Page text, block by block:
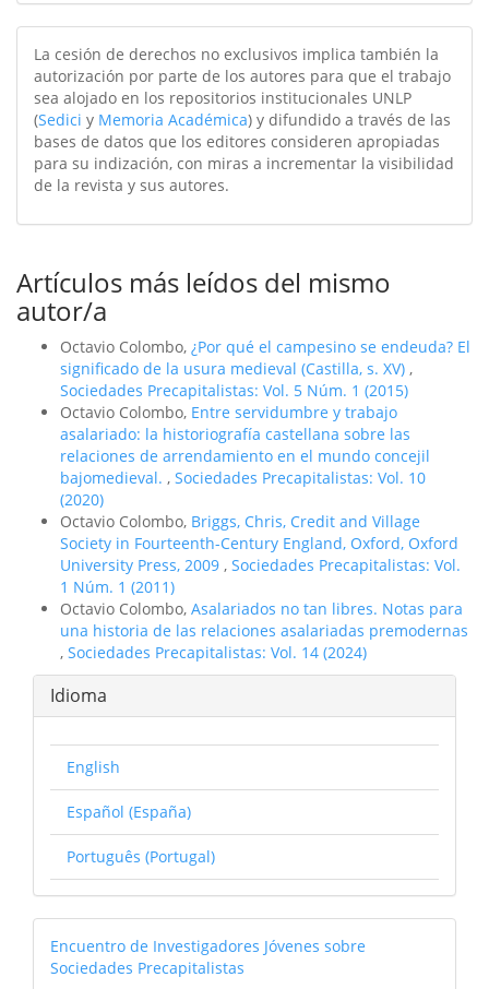
La cesión de derechos no exclusivos implica también la
autorización por parte de los autores para que el trabajo
sea alojado en los repositorios institucionales UNLP
(Sedici y Memoria Académica) y difundido a través de las
bases de datos que los editores consideren apropiadas
para su indización, con miras a incrementar la visibilidad
de la revista y sus autores.
Artículos más leídos del mismo
autor/a
Octavio Colombo, ¿Por qué el campesino se endeuda? El
significado de la usura medieval (Castilla, s. XV) ,
Sociedades Precapitalistas: Vol. 5 Núm. 1 (2015)
Octavio Colombo, Entre servidumbre y trabajo
asalariado: la historiografí­a castellana sobre las
relaciones de arrendamiento en el mundo concejil
bajomedieval. , Sociedades Precapitalistas: Vol. 10
(2020)
Octavio Colombo, Briggs, Chris, Credit and Village
Society in Fourteenth-Century England, Oxford, Oxford
University Press, 2009 , Sociedades Precapitalistas: Vol.
1 Núm. 1 (2011)
Octavio Colombo, Asalariados no tan libres. Notas para
una historia de las relaciones asalariadas premodernas
, Sociedades Precapitalistas: Vol. 14 (2024)
Idioma
English
Español (España)
Português (Portugal)
linkcongreso
Encuentro de Investigadores Jóvenes sobre
Sociedades Precapitalistas